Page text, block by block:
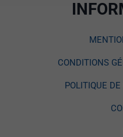
CONDITIONS
POLITIQUE